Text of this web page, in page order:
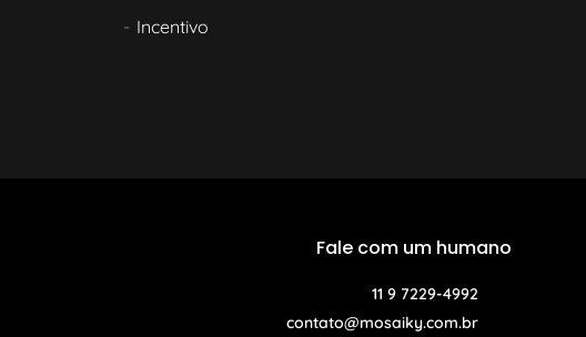
Incentivo
Fale com um humano
11 9 7229-4992
contato@mosaiky.com.br